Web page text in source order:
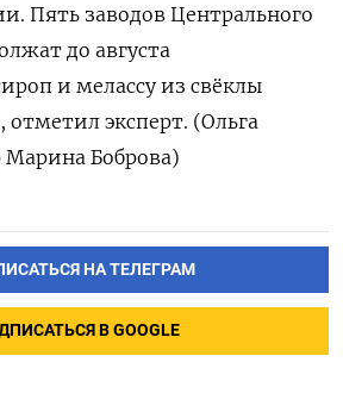
Пять заводов Центрального
до августа
и мелассу из свёклы
отметил эксперт. (Ольга
Марина Боброва)
НА ТЕЛЕГРАМ
В GOOGLE